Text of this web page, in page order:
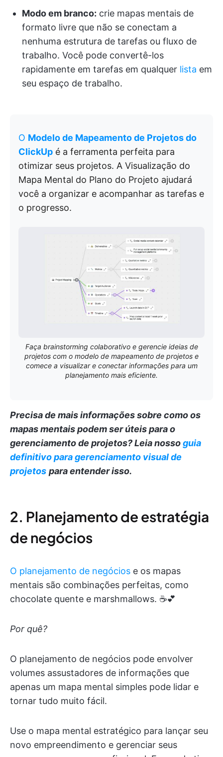
Modo em branco: crie mapas mentais de
formato livre que não se conectam a
nenhuma estrutura de tarefas ou fluxo de
trabalho. Você pode convertê-los
rapidamente em tarefas em qualquer lista em
seu espaço de trabalho.
O Modelo de Mapeamento de Projetos do
ClickUp é a ferramenta perfeita para
otimizar seus projetos. A Visualização do
Mapa Mental do Plano do Projeto ajudará
você a organizar e acompanhar as tarefas e
o progresso.
Faça brainstorming colaborativo e gerencie ideias de
projetos com o modelo de mapeamento de projetos e
comece a visualizar e conectar informações para um
planejamento mais eficiente.
Precisa de mais informações sobre como os
mapas mentais podem ser úteis para o
gerenciamento de projetos?Leia nossoguia
definitivo para gerenciamento visual de
projetos para entender isso.
2. Planejamento de estratégia
de negócios
O planejamento de negócios e os mapas
mentais são combinações perfeitas, como
chocolate quente e marshmallows. ☕️💕
Por quê?
O planejamento de negócios pode envolver
volumes assustadores de informações que
apenas um mapa mental simples pode lidar e
tornar tudo muito fácil.
Use o mapa mental estratégico para lançar seu
novo empreendimento e gerenciar seus